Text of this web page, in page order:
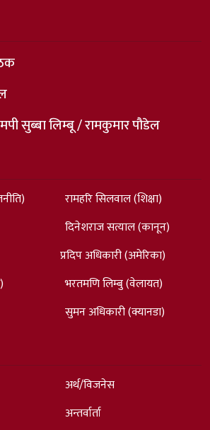
सुब्बा लिम्बू / रामकुमार पौडेल
रामहरि सिलवाल (शिक्षा)
दिनेशराज सत्याल (कानून)
प्रदिप अधिकारी (अमेरिका)
भरतमणि लिम्बु (वेलायत)
सुमन अधिकारी (क्यानडा)
अर्थ/विजनेस
अन्तर्वार्ता